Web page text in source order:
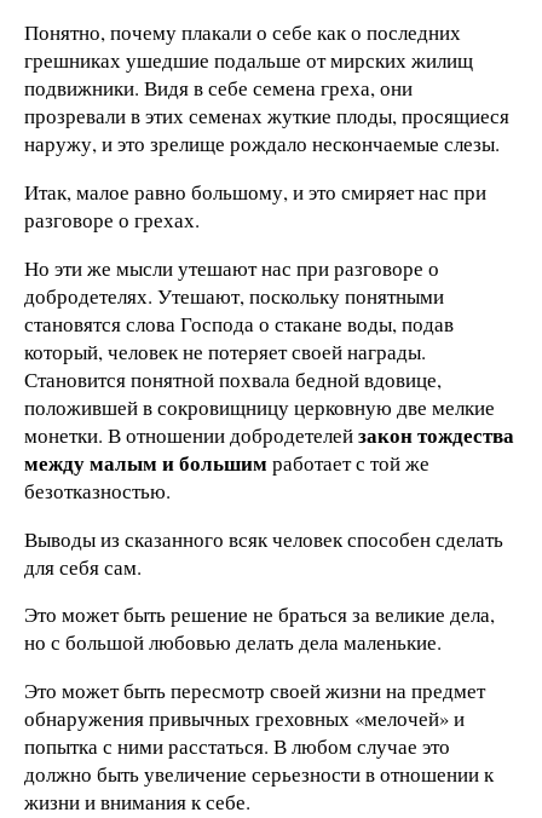
Понятно, почему плакали о себе как о последних
грешниках ушедшие подальше от мирских жилищ
подвижники. Видя в себе семена греха, они
прозревали в этих семенах жуткие плоды, просящиеся
наружу, и это зрелище рождало нескончаемые слезы.
Итак, малое равно большому, и это смиряет нас при
разговоре о грехах.
Но эти же мысли утешают нас при разговоре о
добродетелях. Утешают, поскольку понятными
становятся слова Господа о стакане воды, подав
который, человек не потеряет своей награды.
Становится понятной похвала бедной вдовице,
положившей в сокровищницу церковную две мелкие
монетки. В отношении добродетелейзакон тождества
между малым и большим работает с той же
безотказностью.
Выводы из сказанного всяк человек способен сделать
для себя сам.
Это может быть решение не браться за великие дела,
но с большой любовью делать дела маленькие.
Это может быть пересмотр своей жизни на предмет
обнаружения привычных греховных «мелочей» и
попытка с ними расстаться. В любом случае это
должно быть увеличение серьезности в отношении к
жизни и внимания к себе.